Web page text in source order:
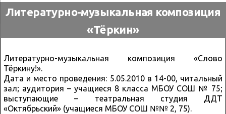
Литературно-музыкальная композиция
«Тёркин»
Литературно-музыкальная композиция «Слово
Тёркину!».
Дата и место проведения: 5.05.2010 в 14-00, читальный
зал; аудитория – учащиеся 8 класса МБОУ СОШ № 75;
выступающие – театральная студия ДДТ
«Октябрьский» (учащиеся МБОУ СОШ №№ 2, 75).